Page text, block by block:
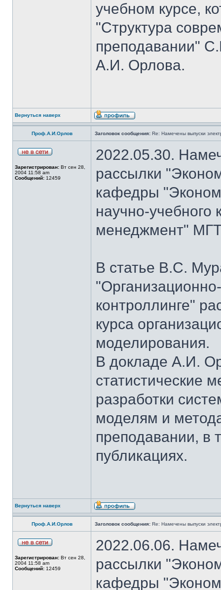
учебном курсе,
"Структура
преподавании"
А.И. Орлова.
Вернуться наверх
Проф.А.И.Орлов Заголовок сообщения: Re: Намечены выпуски
Зарегистрирован: Вт сен 28,
2004 11:58 am
Сообщений: 12459
2022.05.30.
рассылки
кафедры
научно-
менеджмент"
В статье В.С.
контроллинге"
курса
моделирования.
В докладе А.И.
статистические
разработки
моделям и
преподавании, в
публикациях.
Вернуться наверх
Проф.А.И.Орлов Заголовок сообщения: Re: Намечены выпуски
Зарегистрирован: Вт сен 28,
2004 11:58 am
Сообщений: 12459
2022.06.06.
рассылки
кафедры